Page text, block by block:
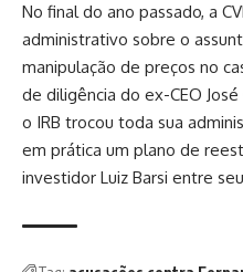
No final do ano passado, a
administrativo sobre o
manipulação de preços no
de diligência do ex-CEO
o IRB trocou toda sua
em prática um plano de
investidor Luiz Barsi entre